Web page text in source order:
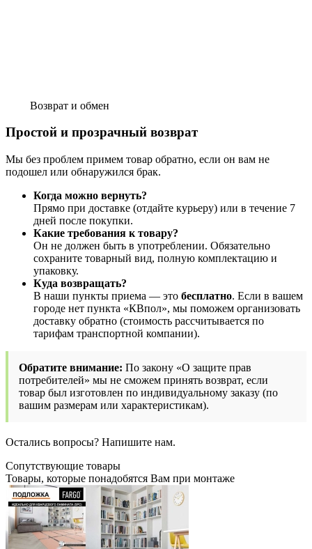
Возврат и обмен
Простой и прозрачный возврат
Мы без проблем примем товар обратно, если он вам не
подошел или обнаружился брак.
Когда можно вернуть?
Прямо при доставке (отдайте курьеру) или в течение 7
дней после покупки.
Какие требования к товару?
Он не должен быть в употреблении. Обязательно
сохраните товарный вид, полную комплектацию и
упаковку.
Куда возвращать?
В наши пункты приема — это бесплатно. Если в вашем
городе нет пункта «КВпол», мы поможем организовать
доставку обратно (стоимость рассчитывается по
тарифам транспортной компании).
Обратите внимание: По закону «О защите прав
потребителей» мы не сможем принять возврат, если
товар был изготовлен по индивидуальному заказу (по
вашим размерам или характеристикам).
Остались вопросы? Напишите нам.
Сопутствующие товары
Товары, которые понадобятся Вам при монтаже